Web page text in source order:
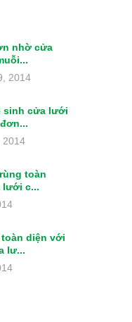
nhờ cửa
2014
sinh cửa lưới
2014
toàn
lưới c...
diện với
lư...